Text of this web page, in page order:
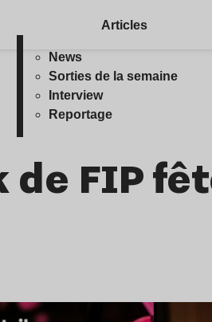
Articles
News
Sorties de la semaine
Interview
Reportage
de FIP